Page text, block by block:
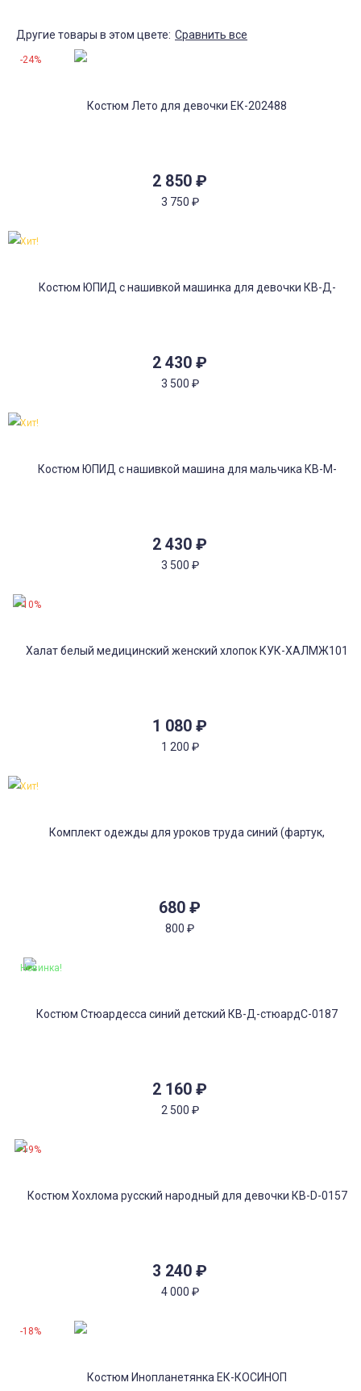
Другие товары в этом цвете: Сравнить все
2 850 ₽
3 750 ₽
-24%
2 430 ₽
3 500 ₽
Хит!
2 430 ₽
3 500 ₽
Хит!
1 080 ₽
1 200 ₽
-10%
680 ₽
800 ₽
Хит!
2 160 ₽
2 500 ₽
Новинка!
3 240 ₽
4 000 ₽
-19%
-18%